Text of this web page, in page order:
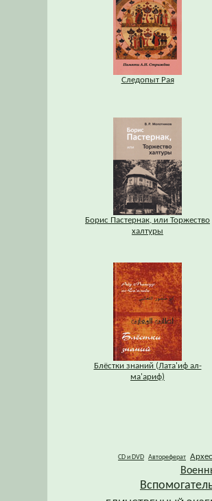
Следопыт Рая
Борис Пастернак, или Торжество
халтуры
Блёстки знаний (Лата'иф ал-
ма'ариф)
CD и DVD Автореферат